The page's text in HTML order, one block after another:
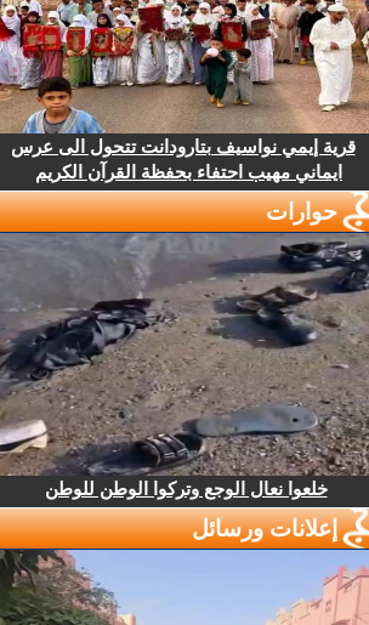
قرية إيمي نواسيف بتارودانت تتحول الى عرس
ايماني مهيب احتفاء بحفظة القرآن الكريم
حوارات
خلعوا نعال الوجع وتركوا الوطن للوطن
إعلانات ورسائل